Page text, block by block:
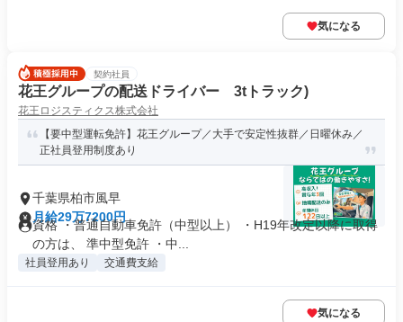
気になる
契約社員
花王グループの配送ドライバー 3tトラック)
花王ロジスティクス株式会社
【要中型運転免許】花王グループ／大手で安定性抜群／日曜休み／
正社員登用制度あり
千葉県柏市風早
月給29万7200円
資格 ・普通自動車免許（中型以上） ・H19年改定以降に取得
の方は、 準中型免許 ・中...
社員登用あり 交通費支給
気になる